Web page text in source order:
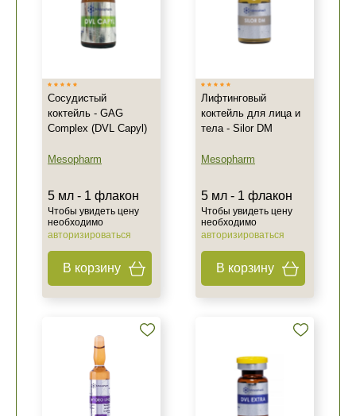
Сосудистый
коктейль - GAG
Complex (DVL Capyl)
Mesopharm
5 мл - 1 флакон
Чтобы увидеть цену
необходимо
авторизироваться
В корзину
Лифтинговый
коктейль для лица и
тела - Silor DM
Mesopharm
5 мл - 1 флакон
Чтобы увидеть цену
необходимо
авторизироваться
В корзину